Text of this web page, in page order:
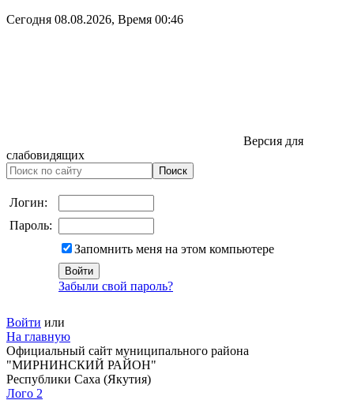
Сегодня 08.08.2026, Время 00:46
Версия для
слабовидящих
Логин:
Пароль:
Запомнить меня на этом компьютере
Забыли свой пароль?
Войти или
На главную
Официальный сайт муниципального района
"МИРНИНСКИЙ РАЙОН"
Республики Саха (Якутия)
Лого 2